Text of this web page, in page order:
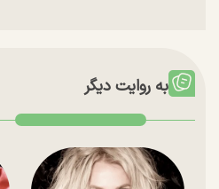
به روایت دیگر